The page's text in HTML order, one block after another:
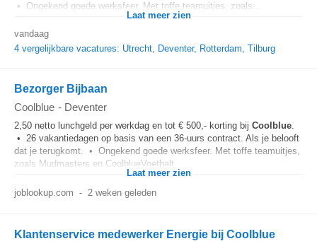
• Ongekend goede werksfeer. Met toffe teamuitjes, zoals...
Laat meer zien
vandaag
4 vergelijkbare vacatures: Utrecht, Deventer, Rotterdam, Tilburg
Bezorger Bijbaan
Coolblue - Deventer
2,50 netto lunchgeld per werkdag en tot € 500,- korting bij Coolblue.
• 26 vakantiedagen op basis van een 36-uurs contract. Als je belooft
dat je terugkomt. • Ongekend goede werksfeer. Met toffe teamuitjes,
zoals Mudmasters en CoolblueVoetbalt...
Laat meer zien
joblookup.com - 2 weken geleden
Klantenservice medewerker Energie bij Coolblue